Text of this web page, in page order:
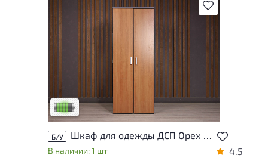
В избранное
следы эксплуатации, не влияющие на
Низкая степень износа
Б/У Шкаф для одежды ДСП Орех Россия
В наличии: 1 шт 4.5